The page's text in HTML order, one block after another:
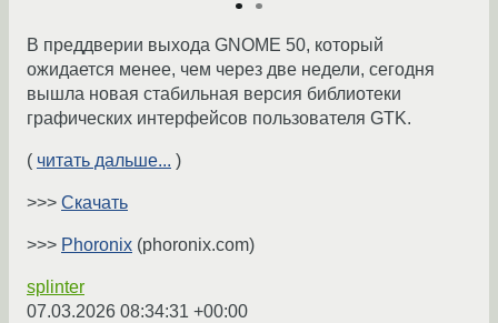
В преддверии выхода GNOME 50, который
ожидается менее, чем через две недели, сегодня
вышла новая стабильная версия библиотеки
графических интерфейсов пользователя GTK.
( читать дальше... )
>>> Скачать
>>> Phoronix (phoronix.com)
splinter
07.03.2026 08:34:31 +00:00